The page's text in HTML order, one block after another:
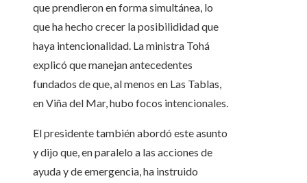
que prendieron en forma simultánea, lo
que ha hecho crecer la posibilididad que
haya intencionalidad. La ministra Tohá
explicó que manejan antecedentes
fundados de que, al menos en Las Tablas,
en Viña del Mar, hubo focos intencionales.
El presidente también abordó este asunto
y dijo que, en paralelo a las acciones de
ayuda y de emergencia, ha instruido